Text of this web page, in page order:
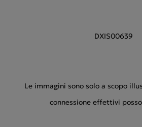
DXIS00639
Le immagini sono solo a scopo
connessione effettivi